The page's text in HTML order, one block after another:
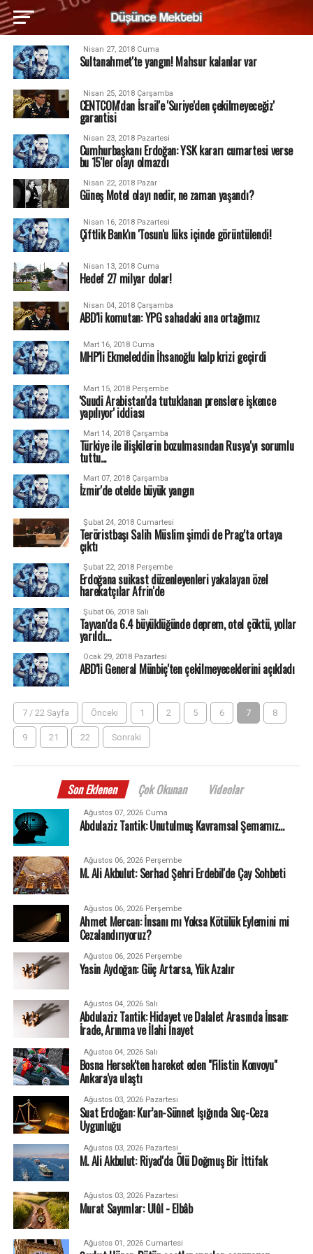
Nisan 27, 2018 Cuma
Sultanahmet'te yangın! Mahsur kalanlar var
Nisan 25, 2018 Çarşamba
CENTCOM'dan İsrail'e 'Suriye'den çekilmeyeceğiz'
garantisi
Nisan 23, 2018 Pazartesi
Cumhurbaşkanı Erdoğan: YSK kararı cumartesi verse
bu 15'ler olayı olmazdı
Nisan 22, 2018 Pazar
Güneş Motel olayı nedir, ne zaman yaşandı?
Nisan 16, 2018 Pazartesi
Çiftlik Bank'ın 'Tosun'u lüks içinde görüntülendi!
Nisan 13, 2018 Cuma
Hedef 27 milyar dolar!
Nisan 04, 2018 Çarşamba
ABD'li komutan: YPG sahadaki ana ortağımız
Mart 16, 2018 Cuma
MHP'li Ekmeleddin İhsanoğlu kalp krizi geçirdi
Mart 15, 2018 Perşembe
'Suudi Arabistan'da tutuklanan prenslere işkence
yapılıyor' iddiası
Mart 14, 2018 Çarşamba
Türkiye ile ilişkilerin bozulmasından Rusya'yı sorumlu
tuttu...
Mart 07, 2018 Çarşamba
İzmir'de otelde büyük yangın
Şubat 24, 2018 Cumartesi
Teröristbaşı Salih Müslim şimdi de Prag'ta ortaya
çıktı
Şubat 22, 2018 Perşembe
Erdoğana suikast düzenleyenleri yakalayan özel
harekatçılar Afrin'de
Şubat 06, 2018 Salı
Tayvan'da 6.4 büyüklüğünde deprem, otel çöktü, yollar
yarıldı...
Ocak 29, 2018 Pazartesi
ABD'li General Münbiç'ten çekilmeyeceklerini açıkladı
7 / 22 Sayfa Önceki 1 2 5 6 7 8
9 21 22 Sonraki
Son Eklenen Çok Okunan Videolar
Ağustos 07, 2026 Cuma
Abdulaziz Tantik: Unutulmuş Kavramsal Şemamız…
Ağustos 06, 2026 Perşembe
M. Ali Akbulut: Serhad Şehri Erdebil'de Çay Sohbeti
Ağustos 06, 2026 Perşembe
Ahmet Mercan: İnsanı mı Yoksa Kötülük Eylemini mi
Cezalandırıyoruz?
Ağustos 06, 2026 Perşembe
Yasin Aydoğan: Güç Artarsa, Yük Azalır
Ağustos 04, 2026 Salı
Abdulaziz Tantik: Hidayet ve Dalalet Arasında İnsan:
İrade, Arınma ve İlahi İnayet
Ağustos 04, 2026 Salı
Bosna Hersek'ten hareket eden "Filistin Konvoyu"
Ankara'ya ulaştı
Ağustos 03, 2026 Pazartesi
Suat Erdoğan: Kur’an-Sünnet Işığında Suç-Ceza
Uygunluğu
Ağustos 03, 2026 Pazartesi
M. Ali Akbulut: Riyad'da Ölü Doğmuş Bir İttifak
Ağustos 03, 2026 Pazartesi
Murat Sayımlar: Ulûl - Elbâb
Ağustos 01, 2026 Cumartesi